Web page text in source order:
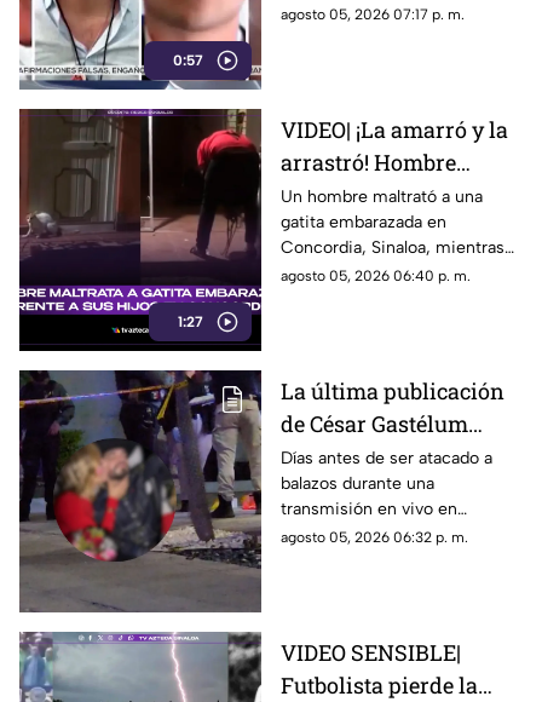
0:57
gobernadores y el vínculo con
agosto 05, 2026 07:17 p. m.
1:27
VIDEO| ¡La amarró y la
arrastró! Hombre
maltrata a gatita
embarazada en
Concordia frente a sus
hijos
Un hombre maltrató a una
gatita embarazada en
Concordia, Sinaloa, mientras
su familia ríe, se burlan y
agosto 05, 2026 06:40 p. m.
La última publicación
de César Gastélum
antes de ser asesinado
en vivo: Presumía una
"cita fresita"
Días antes de ser atacado a
balazos durante una
transmisión en vivo en
Culiacán, el creador de
agosto 05, 2026 06:32 p. m.
VIDEO SENSIBLE|
Futbolista pierde la